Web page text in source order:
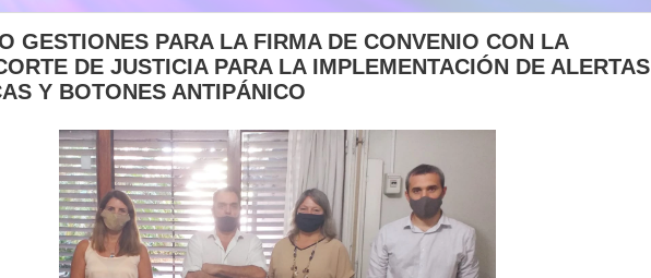
GESTIONES PARA LA FIRMA DE CONVENIO CON LA
DE JUSTICIA PARA LA IMPLEMENTACIÓN DE ALERTAS
Y BOTONES ANTIPÁNICO